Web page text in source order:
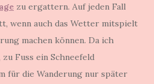
zu ergattern. Auf jeden Fall
wenn auch das Wetter mitspielt
machen können. Da ich
Fuss ein Schneefeld
für die Wanderung nur später